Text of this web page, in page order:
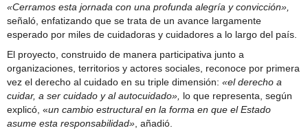
«Cerramos esta jornada con una profunda alegría y convicción»,
señaló, enfatizando que se trata de un avance largamente
esperado por miles de cuidadoras y cuidadores a lo largo del país.
El proyecto, construido de manera participativa junto a
organizaciones, territorios y actores sociales, reconoce por primera
vez el derecho al cuidado en su triple dimensión: «el derecho a
cuidar, a ser cuidado y al autocuidado», lo que representa, según
explicó, «un cambio estructural en la forma en que el Estado
asume esta responsabilidad» , añadió.